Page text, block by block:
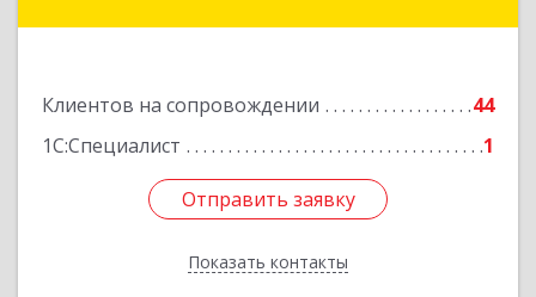
Клиентов на сопровождении
44
1С:Специалист
1
Отправить заявку
Показать контакты
Отправить заявку
Назад